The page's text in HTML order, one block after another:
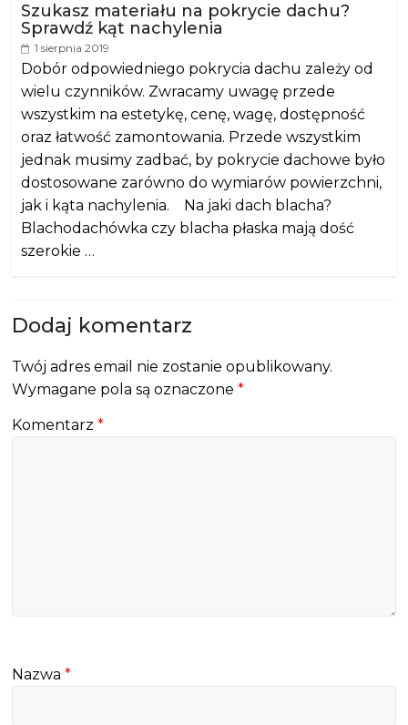
Szukasz materiału na pokrycie dachu?
Sprawdź kąt nachylenia
1 sierpnia 2019
Dobór odpowiedniego pokrycia dachu zależy od
wielu czynników. Zwracamy uwagę przede
wszystkim na estetykę, cenę, wagę, dostępność
oraz łatwość zamontowania. Przede wszystkim
jednak musimy zadbać, by pokrycie dachowe było
dostosowane zarówno do wymiarów powierzchni,
jak i kąta nachylenia. Na jaki dach blacha?
Blachodachówka czy blacha płaska mają dość
szerokie …
Dodaj komentarz
Twój adres email nie zostanie opublikowany.
Wymagane pola są oznaczone*
Komentarz*
Nazwa*